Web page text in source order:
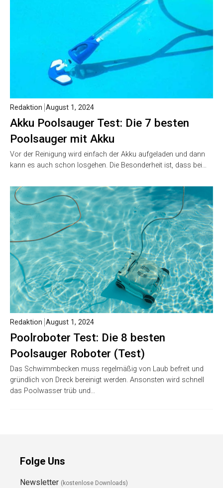
Akku Poolsauger Test: Die 7 besten
Poolsauger mit Akku
Redaktion August 1, 2024
Vor der Reinigung wird einfach der Akku aufgeladen und dann
kann es auch schon losgehen. Die Besonderheit ist, dass bei…
Poolroboter Test: Die 8 besten
Poolsauger Roboter (Test)
Redaktion August 1, 2024
Das Schwimmbecken muss regelmäßig von Laub befreit und
gründlich von Dreck bereinigt werden. Ansonsten wird schnell
das Poolwasser trüb und…
Folge Uns
Newsletter (kostenlose Downloads)